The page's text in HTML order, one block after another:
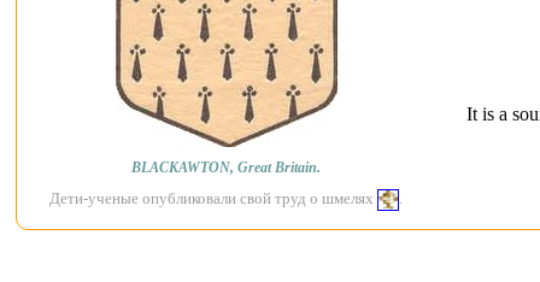
BLACKAWTON, Great Britain.
Дети-ученые опубликовали свой труд о шмелях
It is a